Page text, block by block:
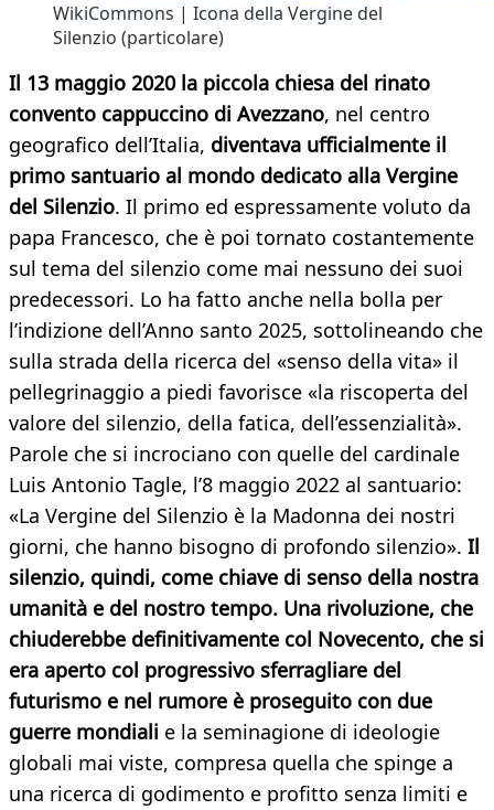
WikiCommons | Icona della Vergine del
Silenzio (particolare)
Il 13 maggio 2020 la piccola chiesa del rinato
convento cappuccino di Avezzano, nel centro
geografico dell’Italia, diventava ufficialmente il
primo santuario al mondo dedicato alla Vergine
del Silenzio. Il primo ed espressamente voluto da
papa Francesco, che è poi tornato costantemente
sul tema del silenzio come mai nessuno dei suoi
predecessori. Lo ha fatto anche nella bolla per
l’indizione dell’Anno santo 2025, sottolineando che
sulla strada della ricerca del «senso della vita» il
pellegrinaggio a piedi favorisce «la riscoperta del
valore del silenzio, della fatica, dell’essenzialità».
Parole che si incrociano con quelle del cardinale
Luis Antonio Tagle, l’8 maggio 2022 al santuario:
«La Vergine del Silenzio è la Madonna dei nostri
giorni, che hanno bisogno di profondo silenzio». Il
silenzio, quindi, come chiave di senso della nostra
umanità e del nostro tempo. Una rivoluzione, che
chiuderebbe definitivamente col Novecento, che si
era aperto col progressivo sferragliare del
futurismo e nel rumore è proseguito con due
guerre mondiali e la seminagione di ideologie
globali mai viste, compresa quella che spinge a
una ricerca di godimento e profitto senza limiti e